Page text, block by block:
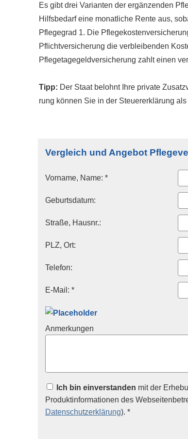
Es gibt drei Varianten der ergänzenden
Hilfsbedarf eine monatliche Rente aus,
Pflegegrad 1. Die
Pflichtversicherung die verbleibenden
Pflegetagegeldversicherung zahlt einen
Tipp: Der Staat belohnt Ihre private
rung können Sie in der Steuererklärung
Vergleich und Angebot
Vorname, Name: *
Geburts­datum:
Straße, Hausnr.:
PLZ, Ort:
Telefon:
E-Mail: *
Anmerkungen
Ich bin einverstanden mit der
Produktinformationen des
Datenschutzerklärung). *